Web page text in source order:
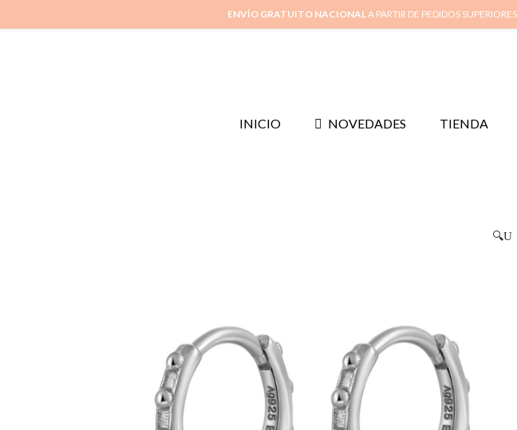
INICIO NOVEDADES TIENDA
🔍
ENVÍO GRATUITO NACIONALA PARTIR DE PEDIDOS